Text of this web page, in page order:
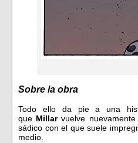
Sobre la obra
Todo ello da pie a una
que Millarvuelve
sádico con el que suele
medio.